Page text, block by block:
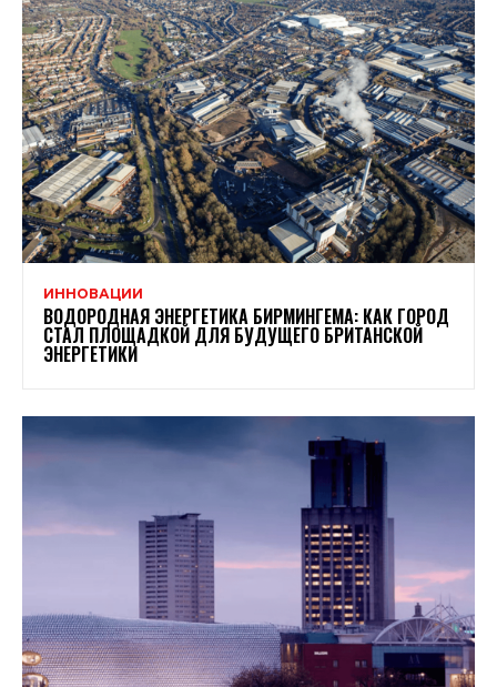
ИННОВАЦИИ
ВОДОРОДНАЯ ЭНЕРГЕТИКА БИРМИНГЕМА: КАК ГОРОД
СТАЛ ПЛОЩАДКОЙ ДЛЯ БУДУЩЕГО БРИТАНСКОЙ
ЭНЕРГЕТИКИ